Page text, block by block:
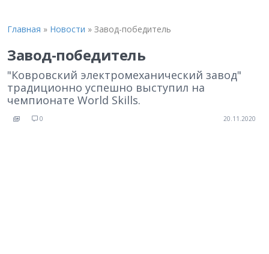
Главная » Новости » Завод-победитель
Завод-победитель
"Ковровский электромеханический завод"
традиционно успешно выступил на
чемпионате World Skills.
0 20.11.2020